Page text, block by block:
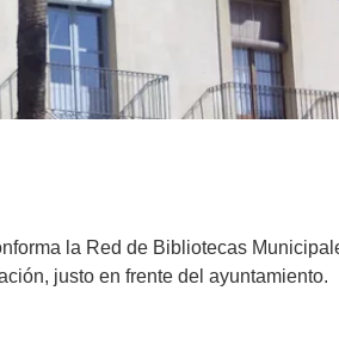
la Red de Bibliotecas
justo en frente del ayuntamiento.